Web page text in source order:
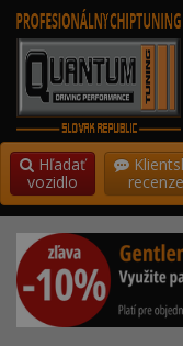
Hľadať
vozidlo
recenze